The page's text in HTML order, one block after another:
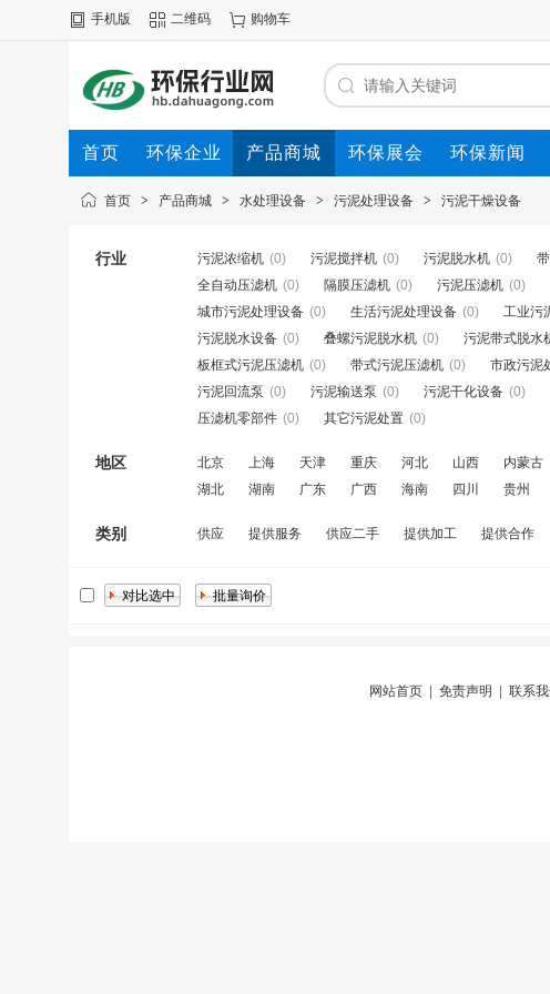
手机版 二维码 购物车
首页 环保企业 产品商城 环保展会 环保新闻
首页 > 产品商城 > 水处理设备 > 污泥处理设备 > 污泥干燥设备
行业 污泥浓缩机 (0) 污泥搅拌机 (0) 污泥脱水机 (0)
全自动压滤机 (0) 隔膜压滤机 (0) 污泥压滤机 (0)
城市污泥处理设备 (0) 生活污泥处理设备 (0) 工业污
污泥脱水设备 (0) 叠螺污泥脱水机 (0) 污泥带式脱水
板框式污泥压滤机 (0) 带式污泥压滤机 (0) 市政污泥
污泥回流泵 (0) 污泥输送泵 (0) 污泥干化设备 (0)
压滤机零部件 (0) 其它污泥处置 (0)
地区 北京 上海 天津 重庆 河北 山西 内蒙古
湖北
湖南 广东 广西 海南 四川 贵州
类别 供应 提供服务 供应二手 提供加工 提供合作
网站首页 免责声明 联系